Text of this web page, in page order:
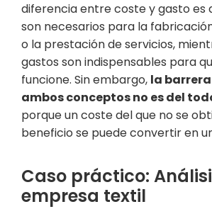
diferencia entre coste y gasto es
son necesarios para la
o la prestación de servicios,
gastos son indispensables para
funcione. Sin embargo, la
ambos conceptos no es del
porque un coste del que no se
beneficio se puede convertir en
Caso práctico:
empresa textil